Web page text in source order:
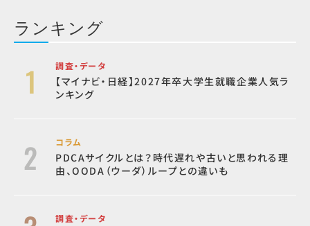
ランキング
調査・データ
【マイナビ・日経】2027年卒大学生就職企業人気ラ
ンキング
コラム
PDCAサイクルとは？時代遅れや古いと思われる理
由、OODA（ウーダ）ループとの違いも
調査・データ